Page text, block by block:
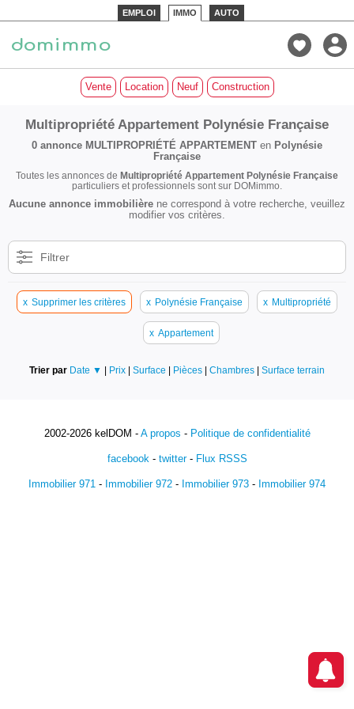
EMPLOI IMMO AUTO
Vente Location Neuf Construction
Multipropriété Appartement Polynésie Française
0 annonce MULTIPROPRIÉTÉ APPARTEMENT en Polynésie
Française
Toutes les annonces de Multipropriété Appartement Polynésie Française
particuliers et professionnels sont sur DOMimmo.
Aucune annonce immobilière ne correspond à votre recherche, veuillez
modifier vos critères.
Filtrer
x Supprimer les critères x Polynésie Française x Multipropriété
x Appartement
Trier par Date ▼ | Prix | Surface | Pièces | Chambres | Surface terrain
2002-2026 kelDOM - A propos - Politique de confidentialité
facebook- twitter- Flux RSSS
Immobilier 971 - Immobilier 972 - Immobilier 973 - Immobilier 974